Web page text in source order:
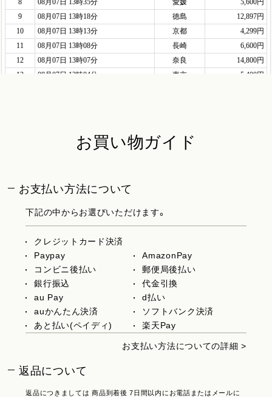
お買い物ガイド
お支払い方法について
下記の中からお選びいただけます。
クレジットカード決済
Paypay
AmazonPay
コンビニ後払い
郵便局後払い
銀行振込
代金引換
au Pay
d払い
auかんたん決済
ソフトバンク決済
あと払い(ペイディ)
楽天Pay
お支払い方法についての詳細 >
返品について
返品につきましては 商品到着後 7日間以内にお電話またはメールに